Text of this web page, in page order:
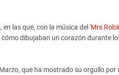
las que, con la música del 'Mrs
dibujaban un corazón durante
que ha mostrado su orgullo por